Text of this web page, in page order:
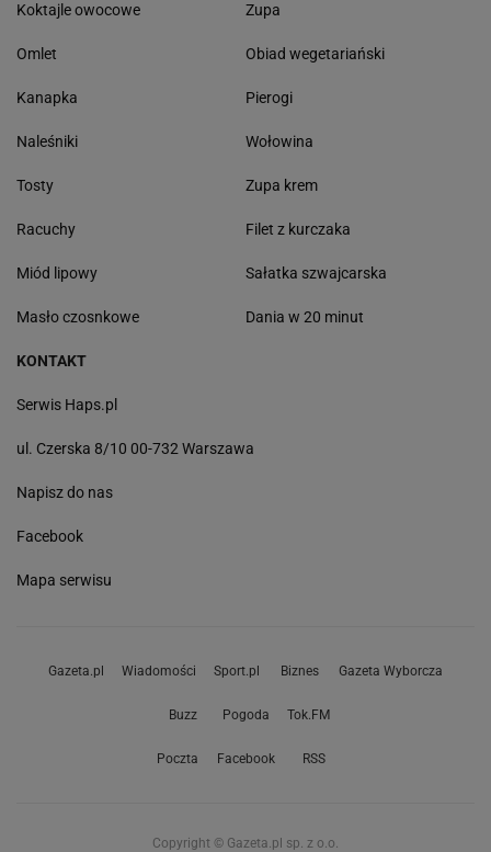
Koktajle owocowe
Omlet
Kanapka
Naleśniki
Tosty
Racuchy
Miód lipowy
Masło czosnkowe
Zupa
Obiad wegetariański
Pierogi
Wołowina
Zupa krem
Filet z kurczaka
Sałatka szwajcarska
Dania w 20 minut
KONTAKT
Serwis Haps.pl
ul. Czerska 8/10 00-732 Warszawa
Napisz do nas
Facebook
Mapa serwisu
Gazeta.pl Wiadomości Sport.pl Biznes Gazeta Wyborcza
Buzz Pogoda Tok.FM
Poczta Facebook RSS
Copyright © Gazeta.pl sp. z o.o.